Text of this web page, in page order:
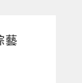
藝